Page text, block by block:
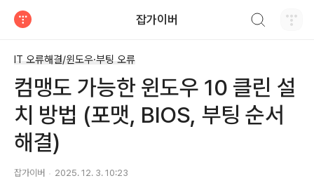
잡가이버
IT 오류해결/윈도우·부팅 오류
컴맹도 가능한 윈도우 10 클린 설
치 방법 (포맷, BIOS, 부팅 순서
해결)
잡가이버 2025. 12. 3. 10:23